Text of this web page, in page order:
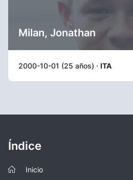
Milan, Jonathan
2000-10-01 (25 años) · ITA
Índice
Inicio